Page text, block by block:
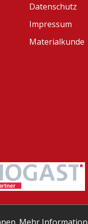
Datenschutz
Impressum
Materialkunde